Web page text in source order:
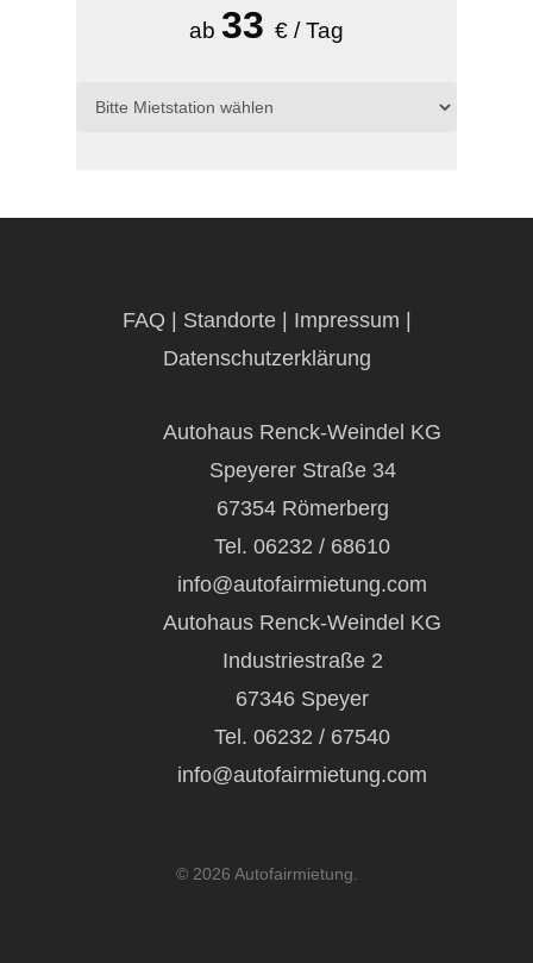
ab 33 € / Tag
FAQ Standorte| Impressum
Datenschutzerklärung
Autohaus Renck-Weindel KG
Speyerer Straße 34
67354 Römerberg
Tel. 06232 / 68610
info@autofairmietung.com
Autohaus Renck-Weindel KG
Industriestraße 2
67346 Speyer
Tel. 06232 / 67540
info@autofairmietung.com
© 2026 Autofairmietung.